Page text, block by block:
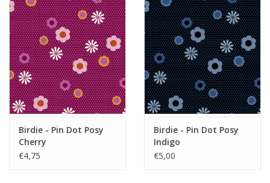
Birdie - Pin Dot Posy
Cherry
€4,75
Birdie - Pin Dot Posy
Indigo
€5,00